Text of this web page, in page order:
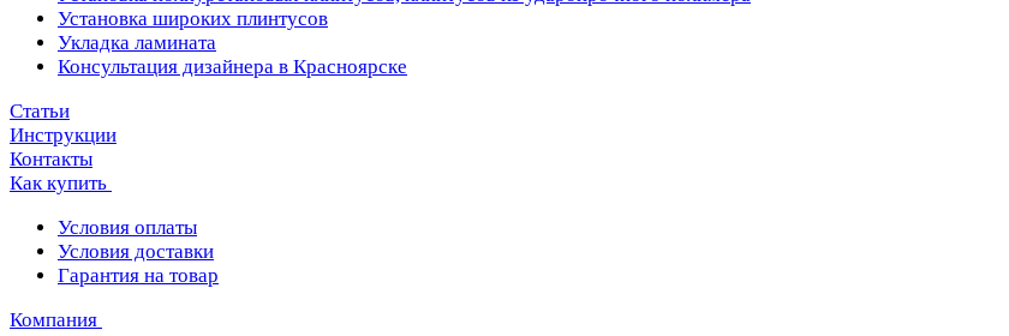
Установка широких плинтусов
Укладка ламината
Консультация дизайнера в Красноярске
Статьи
Инструкции
Контакты
Как купить
Условия оплаты
Условия доставки
Гарантия на товар
Компания